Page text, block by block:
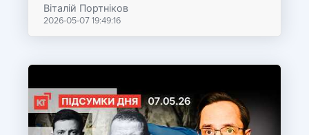
Віталій Портніков
2026-05-07 19:49:16